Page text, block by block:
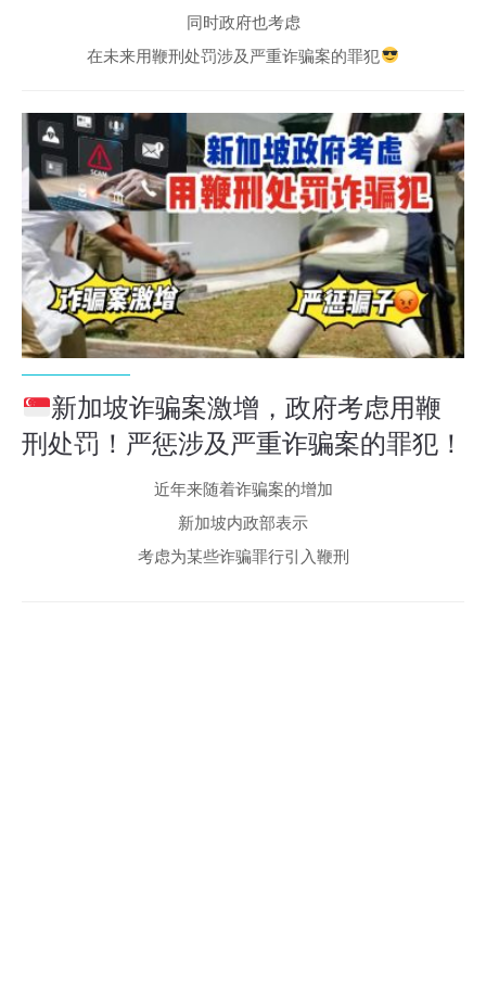
同时政府也考虑
在未来用鞭刑处罚涉及严重诈骗案的罪犯
新加坡诈骗案激增，政府考虑用鞭
刑处罚！严惩涉及严重诈骗案的罪犯！
近年来随着诈骗案的增加
新加坡内政部表示
考虑为某些诈骗罪行引入鞭刑